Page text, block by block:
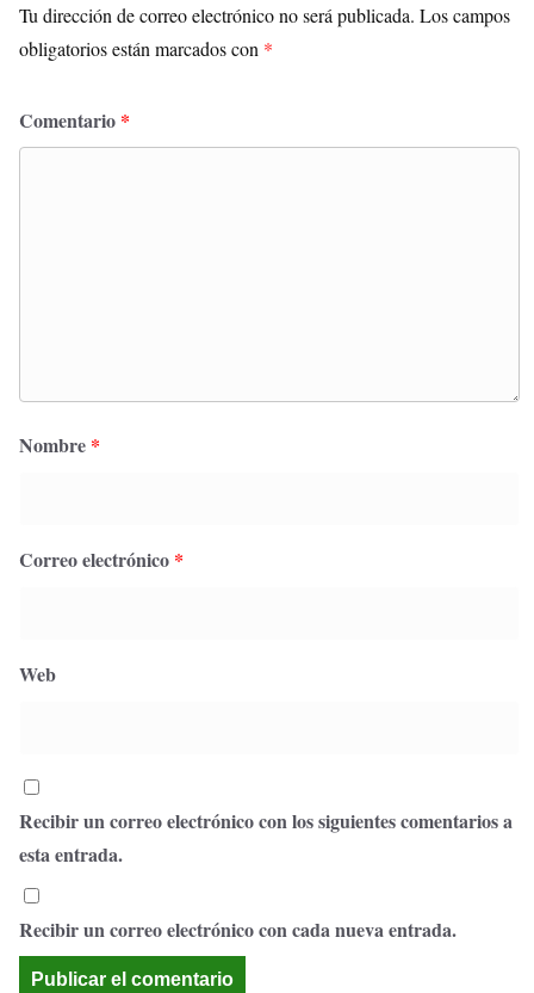
Tu dirección de correo electrónico no será publicada. Los campos
obligatorios están marcados con *
Comentario *
Nombre *
Correo electrónico *
Web
Recibir un correo electrónico con los siguientes comentarios a
esta entrada.
Recibir un correo electrónico con cada nueva entrada.